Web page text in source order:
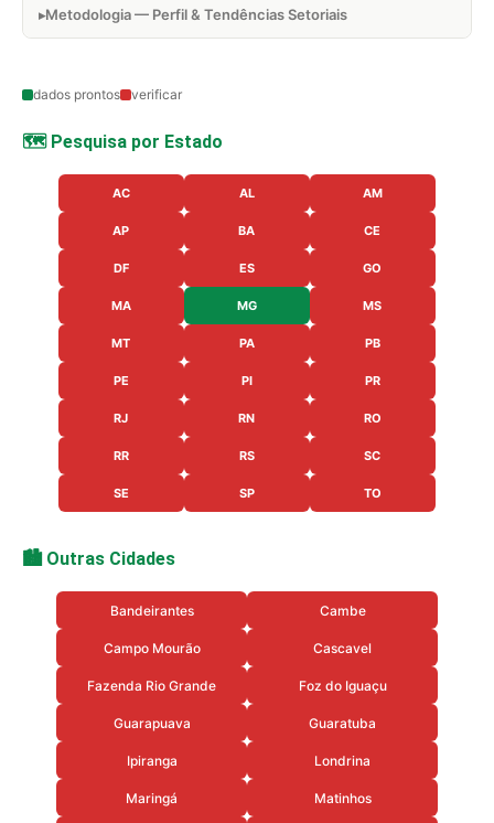
Metodologia — Perfil & Tendências Setoriais
dados prontos verificar
🗺️ Pesquisa por Estado
AC AL AM
AP BA CE
DF ES GO
MA MG MS
MT PA PB
PE PI PR
RJ RN RO
RR RS SC
SE SP TO
🏙️ Outras Cidades
Bandeirantes Cambe
Campo Mourão Cascavel
Fazenda Rio Grande Foz do Iguaçu
Guarapuava Guaratuba
Ipiranga Londrina
Maringá Matinhos